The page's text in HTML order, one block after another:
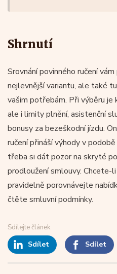
Shrnutí
Srovnání povinného ručení
nejlevnější variantu, ale také
vašim potřebám. Při výběru je
ale i limity plnění, asistenční
bonusy za bezeškodní jízdu.
ručení přináší výhody v
třeba si dát pozor na skryté
prodloužení smlouvy. Chcete-
pravidelně porovnávejte
čtěte smluvní podmínky.
Sdílejte článek
Sdílet Sdílet